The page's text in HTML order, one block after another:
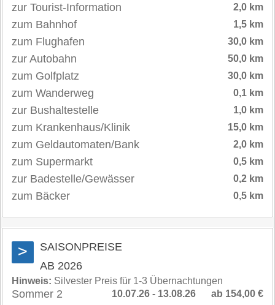
zur Tourist-Information 2,0 km
zum Bahnhof 1,5 km
zum Flughafen 30,0 km
zur Autobahn 50,0 km
zum Golfplatz 30,0 km
zum Wanderweg 0,1 km
zur Bushaltestelle 1,0 km
zum Krankenhaus/Klinik 15,0 km
zum Geldautomaten/Bank 2,0 km
zum Supermarkt 0,5 km
zur Badestelle/Gewässer 0,2 km
zum Bäcker 0,5 km
>
SAISONPREISE
AB 2026
Hinweis: Silvester Preis für 1-3 Übernachtungen
Sommer 2 ab 154,00 €
10.07.26 - 13.08.26